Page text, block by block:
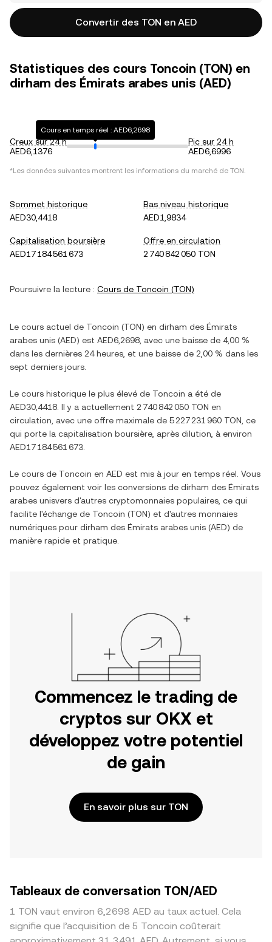
Convertir des TON en AED
Statistiques des cours Toncoin (TON) en
dirham des Émirats arabes unis (AED)
Creux sur 24 h
AED6,1376
Cours en temps réel : AED6,2698
Pic sur 24 h
AED6,6996
*Les données suivantes montrent les informations du marché de TON.
Sommet historique
AED30,4418
Bas niveau historique
AED1,9834
Capitalisation boursière
AED17 184 561 673
Offre en circulation
2 740 842 050 TON
Poursuivre la lecture : Cours de Toncoin (TON)
Le cours actuel de Toncoin (TON) en dirham des Émirats
arabes unis (AED) est AED6,2698 , avec une baisse de 4,00 %
dans les dernières 24 heures, et une baisse de 2,00 % dans les
sept derniers jours.
Le cours historique le plus élevé de Toncoin a été de
AED30,4418 . Il y a actuellement 2 740 842 050 TON en
circulation, avec une offre maximale de 5 227 231 960 TON , ce
qui porte la capitalisation boursière, après dilution, à environ
AED17 184 561 673
Le cours de Toncoin en AED est mis à jour en temps réel. Vous
pouvez également voir les conversions de dirham des Émirats
arabes unisvers d'autres cryptomonnaies populaires, ce qui
facilite l'échange de Toncoin (TON) et d'autres monnaies
numériques pour dirham des Émirats arabes unis (AED) de
manière rapide et pratique.
Commencez le trading de
cryptos sur OKX et
développez votre potentiel
de gain
En savoir plus sur TON
Tableaux de conversation TON/AED
1 TON vaut environ 6,2698 AED au taux actuel. Cela
signifie que l’acquisition de 5 Toncoin coûterait